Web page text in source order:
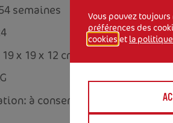
semaines
x 19 x 12 cm
à conserver dans un endroit
Vous pouvez
préférences des
cookies et la